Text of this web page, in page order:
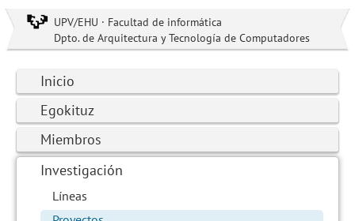
UPV/EHU · Facultad de informática
Dpto. de Arquitectura y Tecnología de Computadores
Inicio
Egokituz
Miembros
Investigación
Líneas